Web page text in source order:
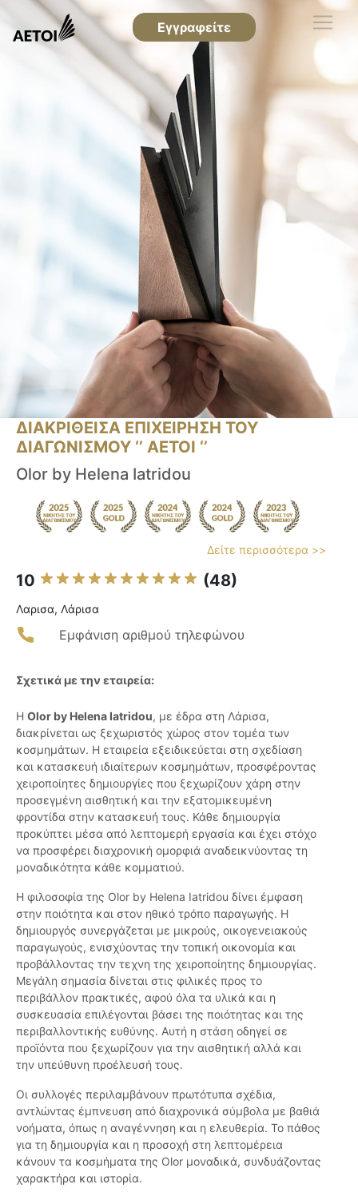
Εγγραφείτε
ΔΙΑΚΡΙΘΕΙΣΑ ΕΠΙΧΕΙΡΗΣΗ ΤΟΥ
ΔΙΑΓΩΝΙΣΜΟΥ ‘’ ΑΕΤΟΙ ‘’
Olor by Helena Iatridou
Δείτε περισσότερα >>
10 (48)
Λαρισα, Λάρισα
Εμφάνιση αριθμού τηλεφώνου
Σχετικά με την εταιρεία:
Η Olor by Helena Iatridou, με έδρα στη Λάρισα,
διακρίνεται ως ξεχωριστός χώρος στον τομέα των
κοσμημάτων. Η εταιρεία εξειδικεύεται στη σχεδίαση
και κατασκευή ιδιαίτερων κοσμημάτων, προσφέροντας
χειροποίητες δημιουργίες που ξεχωρίζουν χάρη στην
προσεγμένη αισθητική και την εξατομικευμένη
φροντίδα στην κατασκευή τους. Κάθε δημιουργία
προκύπτει μέσα από λεπτομερή εργασία και έχει στόχο
να προσφέρει διαχρονική ομορφιά αναδεικνύοντας τη
μοναδικότητα κάθε κομματιού.
Η φιλοσοφία της Olor by Helena Iatridou δίνει έμφαση
στην ποιότητα και στον ηθικό τρόπο παραγωγής. Η
δημιουργός συνεργάζεται με μικρούς, οικογενειακούς
παραγωγούς, ενισχύοντας την τοπική οικονομία και
προβάλλοντας την τεχνη της χειροποίητης δημιουργίας.
Μεγάλη σημασία δίνεται στις φιλικές προς το
περιβάλλον πρακτικές, αφού όλα τα υλικά και η
συσκευασία επιλέγονται βάσει της ποιότητας και της
περιβαλλοντικής ευθύνης. Αυτή η στάση οδηγεί σε
προϊόντα που ξεχωρίζουν για την αισθητική αλλά και
την υπεύθυνη προέλευσή τους.
Οι συλλογές περιλαμβάνουν πρωτότυπα σχέδια,
αντλώντας έμπνευση από διαχρονικά σύμβολα με βαθιά
νοήματα, όπως η αναγέννηση και η ελευθερία. Το πάθος
για τη δημιουργία και η προσοχή στη λεπτομέρεια
κάνουν τα κοσμήματα της Olor μοναδικά, συνδυάζοντας
χαρακτήρα και ιστορία.